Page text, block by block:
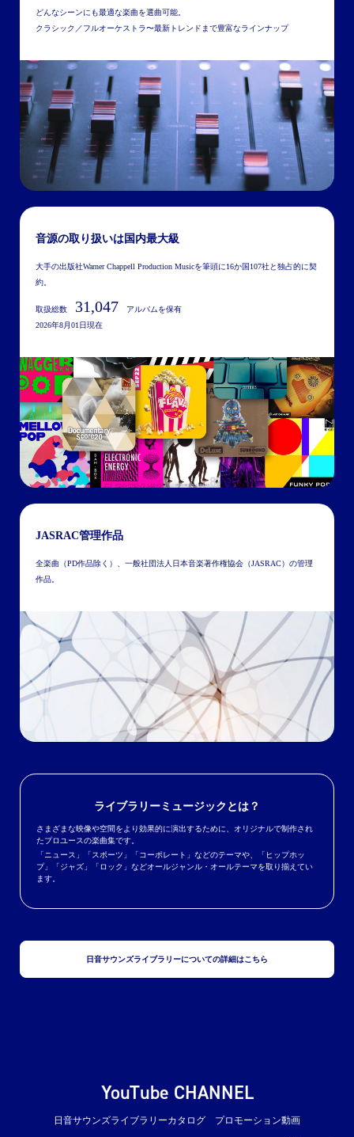
どんなシーンにも最適な楽曲を選曲可能。
クラシック／フルオーケストラ〜最新トレンドまで豊富なラインナップ
音源の取り扱いは国内最大級
大手の出版社Warner Chappell Production Musicを筆頭に16か国107社と独占的に契
約。
取扱総数 31,047
アルバムを保有
2026年8月01日現在
JASRAC管理作品
全楽曲（PD作品除く）、一般社団法人日本音楽著作権協会（JASRAC）の管理
作品。
ライブラリーミュージックとは？
さまざまな映像や空間をより効果的に演出するために、オリジナルで制作され
たプロユースの楽曲集です。
「ニュース」「スポーツ」「コーポレート」などのテーマや、「ヒップホッ
プ」「ジャズ」「ロック」などオールジャンル・オールテーマを取り揃えてい
ます。
日音サウンズライブラリーについての詳細はこちら
YouTube CHANNEL
日音サウンズライブラリーカタログ プロモーション動画